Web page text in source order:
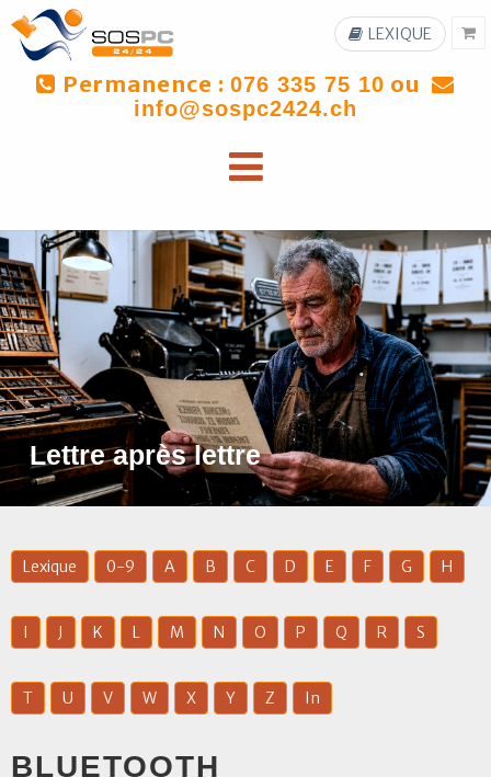
Permanence : 076 335 75 10 ou
info@sospc2424.ch
LEXIQUE
Lettre après lettre
Lexique 0-9 A B C D E F G H
I J K L M N O P Q R S
T U V W X Y Z In
BLUETOOTH